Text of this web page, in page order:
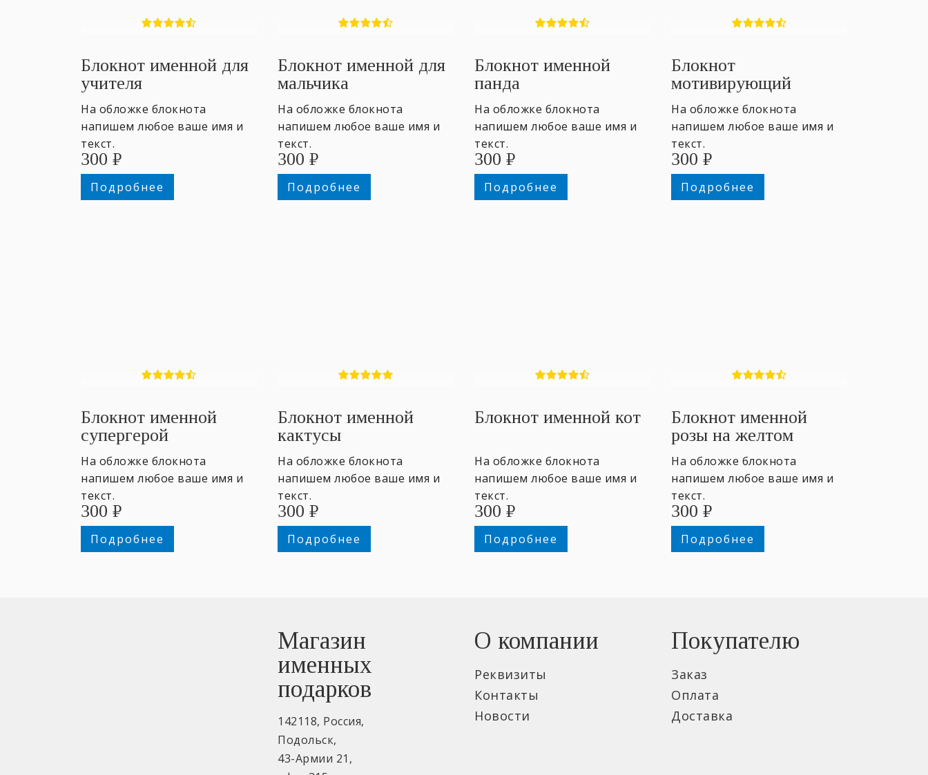
Блокнот именной для
учителя
На обложке блокнота
напишем любое ваше имя и
текст.
300 ₽
Подробнее
Блокнот именной для
мальчика
На обложке блокнота
напишем любое ваше имя и
текст.
300 ₽
Подробнее
Блокнот именной
панда
На обложке блокнота
напишем любое ваше имя и
текст.
300 ₽
Подробнее
Блокнот
мотивирующий
улитка
На обложке блокнота
напишем любое ваше имя и
текст.
300 ₽
Подробнее
Блокнот именной
супергерой
На обложке блокнота
напишем любое ваше имя и
текст.
300 ₽
Подробнее
Блокнот именной
кактусы
На обложке блокнота
напишем любое ваше имя и
текст.
300 ₽
Подробнее
Блокнот именной кот
На обложке блокнота
напишем любое ваше имя и
текст.
300 ₽
Подробнее
Блокнот именной
розы на желтом
На обложке блокнота
напишем любое ваше имя и
текст.
300 ₽
Подробнее
Магазин
именных
подарков
142118, Россия,
Подольск,
43-Армии 21 ,
О компании
Реквизиты
Контакты
Новости
Покупателю
Заказ
Оплата
Доставка